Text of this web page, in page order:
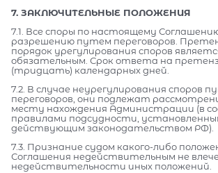
7. ЗАКЛЮЧИТЕЛЬНЫЕ ПОЛОЖЕНИЯ
7.1. Все споры по настоящему
разрешению путем переговоров.
порядок урегулирования споров
обязательным. Срок ответа на
(тридцать) календарных дней.
7.2. В случае неурегулирования споров
переговоров, они подлежат
месту нахождения Администрации (в
правилами подсудности,
действующим законодательством РФ).
7.3. Признание судом какого-либо
Соглашения недействительным не
недействительности иных положений.